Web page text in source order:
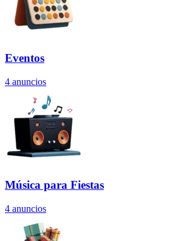
Eventos
4 anuncios
Música para Fiestas
4 anuncios